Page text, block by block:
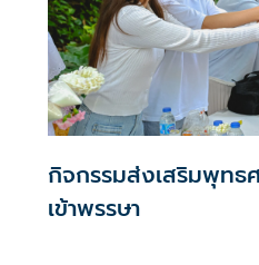
กิจกรรมส่งเสริมพุทธ
เข้าพรรษา